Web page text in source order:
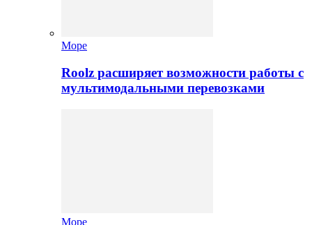
Море
Roolz расширяет возможности работы с
мультимодальными перевозками
Море